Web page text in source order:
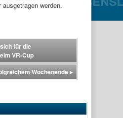
werden.
für die
VR-Cup
Wochenende▸